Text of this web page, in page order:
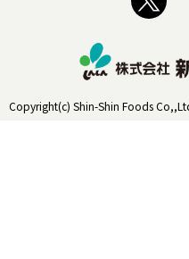
Copyright(c) Shin-Shin Foods